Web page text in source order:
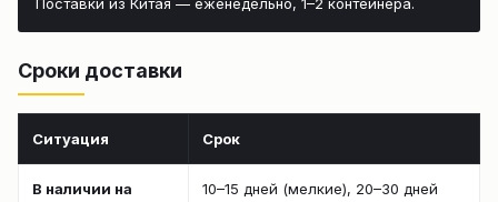
Сроки доставки
Ситуация Срок
В наличии на
10–15 дней (мелкие), 20–30 дней